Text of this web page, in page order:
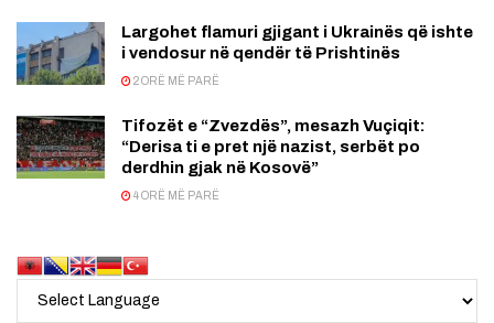
Largohet flamuri gjigant i Ukrainës që ishte
i vendosur në qendër të Prishtinës
2 ORË MË PARË
Tifozët e “Zvezdës”, mesazh Vuçiqit:
“Derisa ti e pret një nazist, serbët po
derdhin gjak në Kosovë”
4 ORË MË PARË